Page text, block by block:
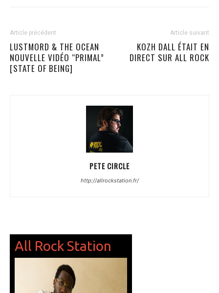
Article précédent
LUSTMORD & THE OCEAN
NOUVELLE VIDÉO “PRIMAL”
[STATE OF BEING]
Article suivant
KOZH DALL ÉTAIT EN
DIRECT SUR ALL ROCK
PETE CIRCLE
http://allrockstation.fr/